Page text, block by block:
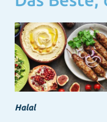
Halal